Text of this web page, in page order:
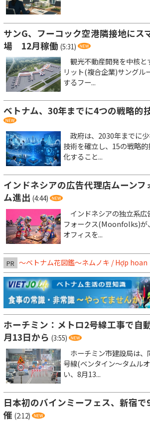
サンG、フーコック空港隣接地にス
場 12月稼働 (5:31)
観光不動産開発を中核と
リット(複合企業)サング
するフー...
ベトナム、30年までに4つの戦略的
政府は、2030年までに
技術を確立し、15の戦略
化すること...
インドネシアの広告代理店ムーンフ
ム進出 (4:44)
インドネシアの独立系広
フォークス(Moonfolks)が
オフィスを...
PR ～ベトナム花図鑑～ネムノキ / Hợp hoan
ホーチミン：メトロ2号線工事で自
月13日から (3:55)
ホーチミン市建設局は
号線(ベンタイン～タムル
い、8月13...
日本初のバインミーフェス、新宿
催 (2:12)